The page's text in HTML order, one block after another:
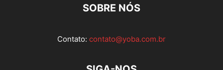
SOBRE NÓS
Contato: contato@yoba.com.br